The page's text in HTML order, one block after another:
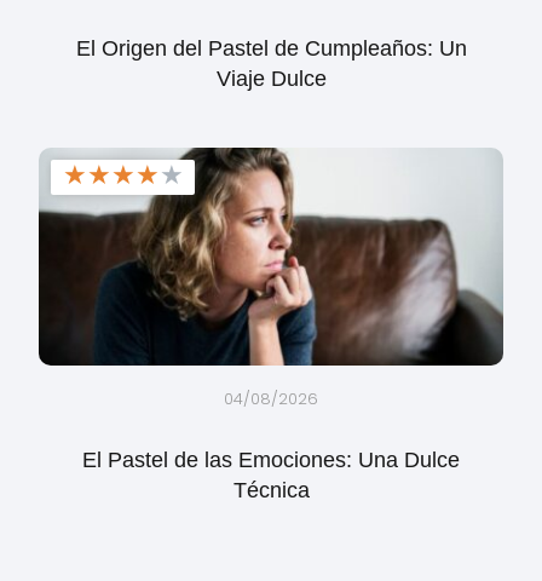
El Origen del Pastel de Cumpleaños: Un
Viaje Dulce
★★★★★
04/08/2026
El Pastel de las Emociones: Una Dulce
Técnica